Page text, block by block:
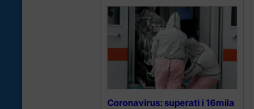
Coronavirus: superati i 16mila